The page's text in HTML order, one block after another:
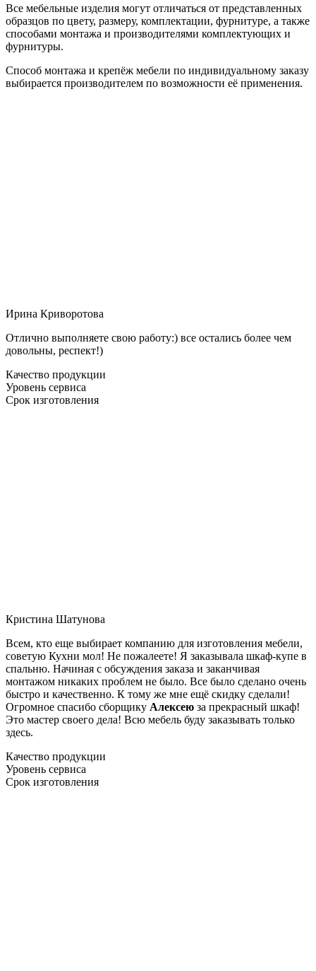
Все мебельные изделия могут отличаться от представленных
образцов по цвету, размеру, комплектации, фурнитуре, а также
способами монтажа и производителями комплектующих и
фурнитуры.
Способ монтажа и крепёж мебели по индивидуальному заказу
выбирается производителем по возможности её применения.
Ирина Криворотова
Отлично выполняете свою работу:) все остались более чем
довольны, респект!)
Качество продукции
Уровень сервиса
Срок изготовления
Кристина Шатунова
Всем, кто еще выбирает компанию для изготовления мебели,
советую Кухни мол! Не пожалеете! Я заказывала шкаф-купе в
спальню. Начиная с обсуждения заказа и заканчивая
монтажом никаких проблем не было. Все было сделано очень
быстро и качественно. К тому же мне ещё скидку сделали!
Огромное спасибо сборщику Алексею за прекрасный шкаф!
Это мастер своего дела! Всю мебель буду заказывать только
здесь.
Качество продукции
Уровень сервиса
Срок изготовления